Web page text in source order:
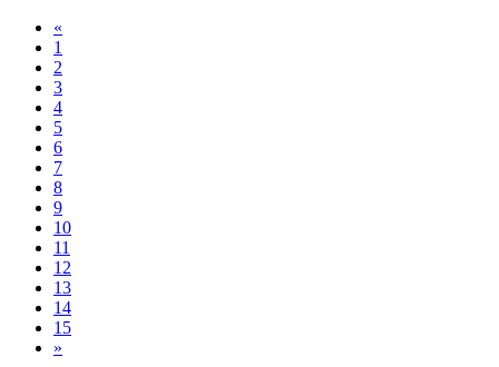
«
1
2
3
4
5
6
7
8
9
10
11
12
13
14
15
»